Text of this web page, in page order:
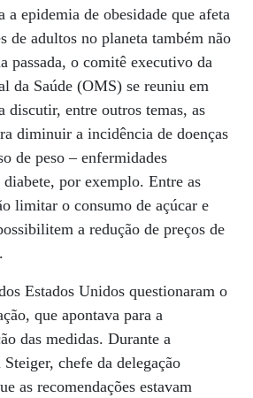
epidemia de obesidade que afeta
de adultos no planeta também não
passada, o comitê executivo da
da Saúde (OMS) se reuniu em
discutir, entre outros temas, as
diminuir a incidência de doenças
de peso – enfermidades
por exemplo. Entre as
limitar o consumo de açúcar e
a redução de preços de
Estados Unidos questionaram o
que apontava para a
das medidas. Durante a
chefe da delegação
as recomendações estavam